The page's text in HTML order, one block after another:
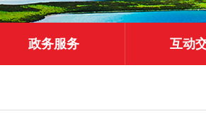
政务服务 互动